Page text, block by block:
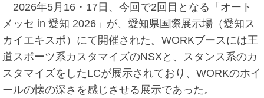
2026年5月16・17日、今回で2回目となる「オート
メッセ in 愛知 2026」が、愛知県国際展示場（愛知ス
カイエキスポ）にて開催された。WORKブースには王
道スポーツ系カスタマイズのNSXと、スタンス系のカ
スタマイズをしたLCが展示されており、WORKのホイ
ールの懐の深さを感じさせる展示であった。